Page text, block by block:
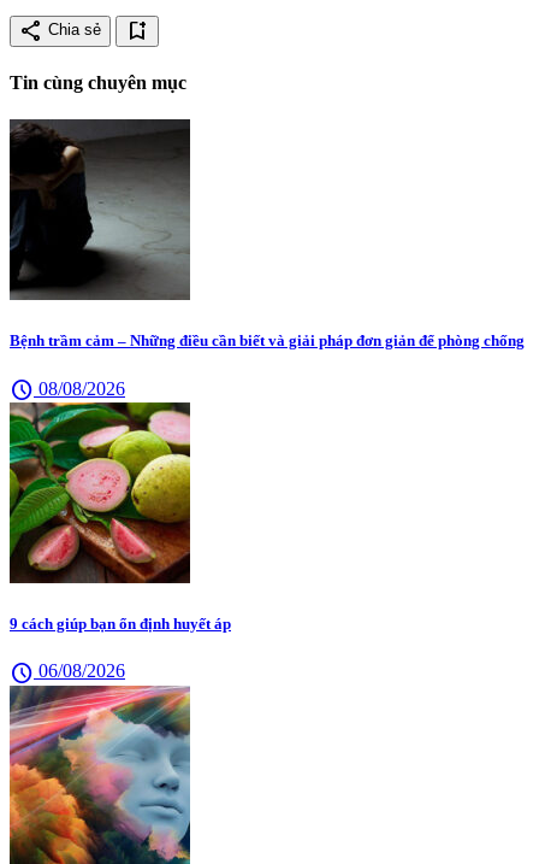
share Chia sẻ bookmark_add
Tin cùng chuyên mục
Bệnh trầm cảm – Những điều cần biết và giải pháp đơn giản để phòng chống
schedule 08/08/2026
9 cách giúp bạn ổn định huyết áp
schedule 06/08/2026